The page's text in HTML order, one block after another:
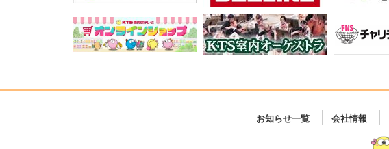
お知らせ一覧 会社情報